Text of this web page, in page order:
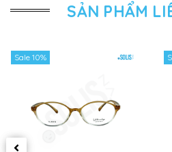
SẢN PHẨM
Sale 10%